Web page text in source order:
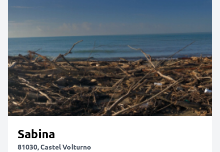
Sabina
81030, Castel Volturno